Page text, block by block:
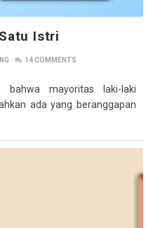
Istri
14COMMENTS
bahwa mayoritas laki-laki
ada yang beranggapan